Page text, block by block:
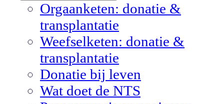
Orgaanketen: donatie &
transplantatie
Weefselketen: donatie &
transplantatie
Donatie bij leven
Wat doet de NTS